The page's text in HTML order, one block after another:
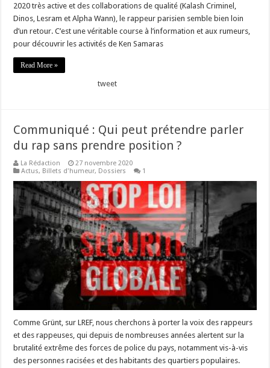
2020 très active et des collaborations de qualité (Kalash Criminel,
Dinos, Lesram et Alpha Wann), le rappeur parisien semble bien loin
d’un retour. C’est une véritable course à l’information et aux rumeurs,
pour découvrir les activités de Ken Samaras
Read More »
tweet
Communiqué : Qui peut prétendre parler
du rap sans prendre position ?
La Rédaction
27 novembre 2020
Actus, Billets d'humeur, Dossiers 1
Comme Grünt, sur LREF, nous cherchons à porter la voix des rappeurs
et des rappeuses, qui depuis de nombreuses années alertent sur la
brutalité extrême des forces de police du pays, notamment vis-à-vis
des personnes racisées et des habitants des quartiers populaires.